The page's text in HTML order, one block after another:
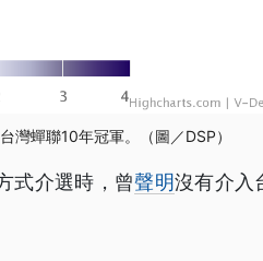
灣蟬聯10年冠軍。（圖／DSP）
式介選時，曾聲明沒有介入